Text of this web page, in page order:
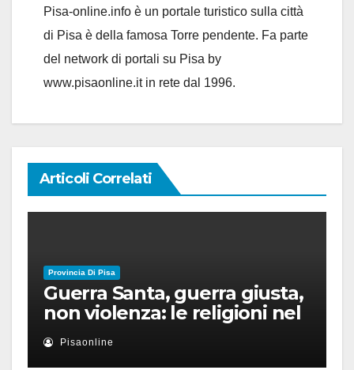
Pisa-online.info è un portale turistico sulla città
di Pisa è della famosa Torre pendente. Fa parte
del network di portali su Pisa by
www.pisaonline.it in rete dal 1996.
Articoli Correlati
Provincia Di Pisa
Guerra Santa, guerra giusta,
non violenza: le religioni nel
nuovo disordine mondiale
Pisaonline